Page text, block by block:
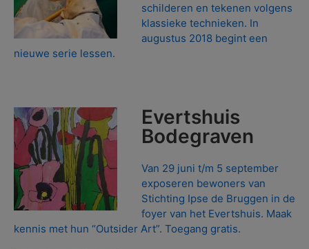
schilderen en tekenen volgens
klassieke technieken. In
augustus 2018 begint een
nieuwe serie lessen.
Evertshuis
Bodegraven
Van 29 juni t/m 5 september
exposeren bewoners van
Stichting Ipse de Bruggen in de
foyer van het Evertshuis. Maak
kennis met hun “Outsider Art”. Toegang gratis.